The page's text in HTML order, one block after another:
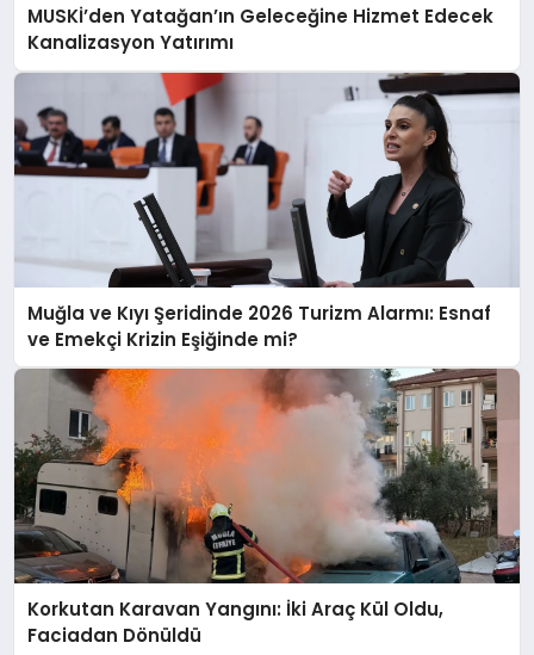
MUSKİ’den Yatağan’ın Geleceğine Hizmet Edecek
Kanalizasyon Yatırımı
Muğla ve Kıyı Şeridinde 2026 Turizm Alarmı: Esnaf
ve Emekçi Krizin Eşiğinde mi?
Korkutan Karavan Yangını: İki Araç Kül Oldu,
Faciadan Dönüldü